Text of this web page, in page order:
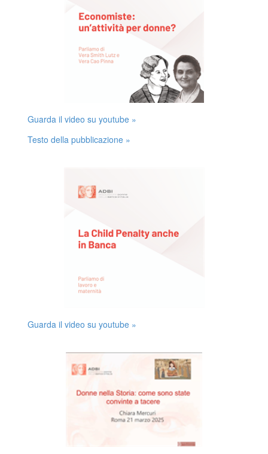
Guarda il video su youtube »
Testo della pubblicazione »
Guarda il video su youtube »